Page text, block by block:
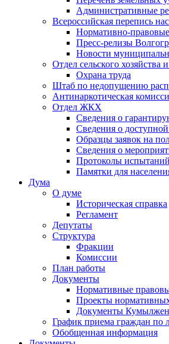
Административные
Всероссийская перепись
Нормативно-
Пресс-релизы
Новости
Отдел сельского хозяйства
Охрана труда
Штаб по недопущению
Антинаркотическая
Отдел ЖКХ
Сведения о
Сведения о
Образцы заявок на
Сведения о
Протоколы
Памятки для
Дума
О думе
Историческая справка
Регламент
Депутаты
Структура
Фракции
Комиссии
План работы
Документы
Нормативные
Проекты
Документы
График приема граждан по
Обобщенная информация